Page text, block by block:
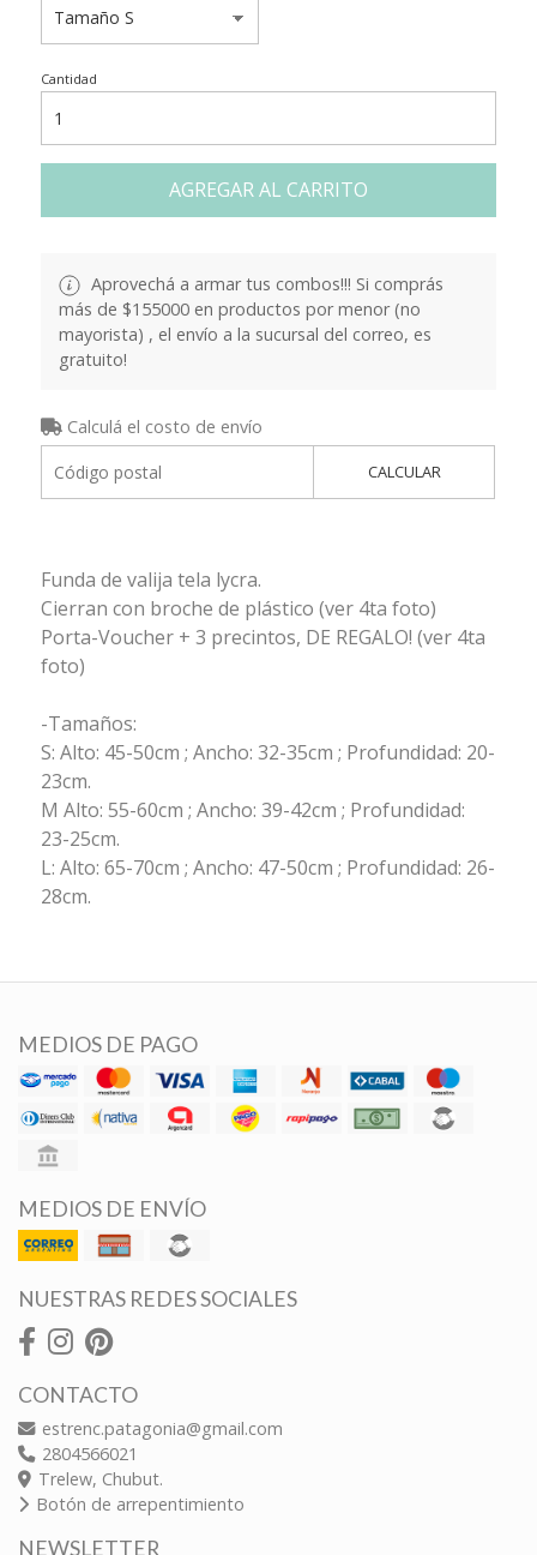
Cantidad
AGREGAR AL CARRITO
Aprovechá a armar tus combos!!! Si comprás
más de $155000 en productos por menor (no
mayorista) , el envío a la sucursal del correo, es
gratuito!
Calculá el costo de envío
CALCULAR
Funda de valija tela lycra.
Cierran con broche de plástico (ver 4ta foto)
Porta-Voucher + 3 precintos, DE REGALO! (ver 4ta
foto)
-Tamaños:
S: Alto: 45-50cm ; Ancho: 32-35cm ; Profundidad: 20-
23cm.
M Alto: 55-60cm ; Ancho: 39-42cm ; Profundidad:
23-25cm.
L: Alto: 65-70cm ; Ancho: 47-50cm ; Profundidad: 26-
28cm.
MEDIOS DE PAGO
MEDIOS DE ENVÍO
NUESTRAS REDES SOCIALES
CONTACTO
estrenc.patagonia@gmail.com
2804566021
Trelew, Chubut.
Botón de arrepentimiento
NEWSLETTER